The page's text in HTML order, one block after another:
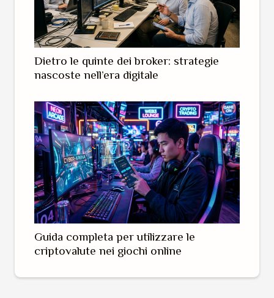
Dietro le quinte dei broker: strategie
nascoste nell’era digitale
Guida completa per utilizzare le
criptovalute nei giochi online